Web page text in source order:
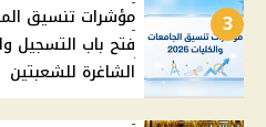
3
فتح باب التسجيل
الشاغرة للشعبتين